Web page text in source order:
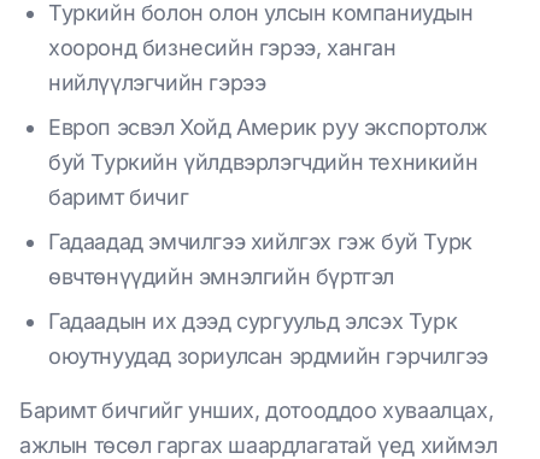
Туркийн болон олон улсын компаниудын
хооронд бизнесийн гэрээ, ханган
нийлүүлэгчийн гэрээ
Европ эсвэл Хойд Америк руу экспортолж
буй Туркийн үйлдвэрлэгчдийн техникийн
баримт бичиг
Гадаадад эмчилгээ хийлгэх гэж буй Турк
өвчтөнүүдийн эмнэлгийн бүртгэл
Гадаадын их дээд сургуульд элсэх Турк
оюутнуудад зориулсан эрдмийн гэрчилгээ
Баримт бичгийг унших, дотооддоо хуваалцах,
ажлын төсөл гаргах шаардлагатай үед хиймэл